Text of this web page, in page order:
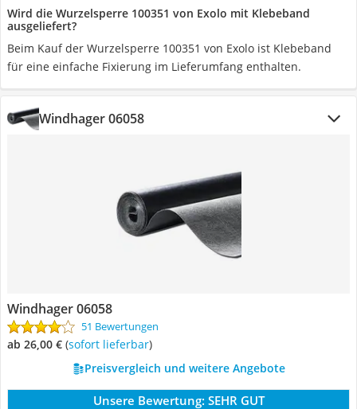
Wird die Wurzelsperre 100351 von Exolo mit Klebeband
ausgeliefert?
Beim Kauf der Wurzelsperre 100351 von Exolo ist Klebeband
für eine einfache Fixierung im Lieferumfang enthalten.
Windhager 06058
Windhager 06058
51 Bewertungen
ab 26,00 € ( Sofort lieferbar)
Preisvergleich und weitere Angebote
Unsere Bewertung: SEHR GUT